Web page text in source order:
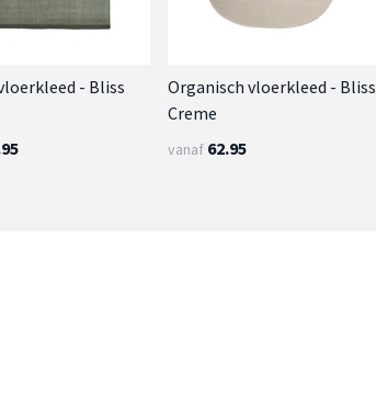
- Bliss
Organisch vloerkleed - Bliss
Creme
vanaf 62.95